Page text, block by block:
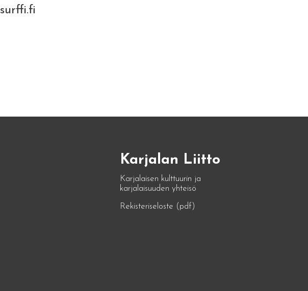
Karjalan Liitto
Karjalaisen kulttuurin ja
karjalaisuuden yhteisö
Rekisteriseloste (pdf)